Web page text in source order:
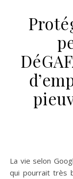
La vie selon Google (histoire fictive) Cette petite histoire,
qui pourrait très